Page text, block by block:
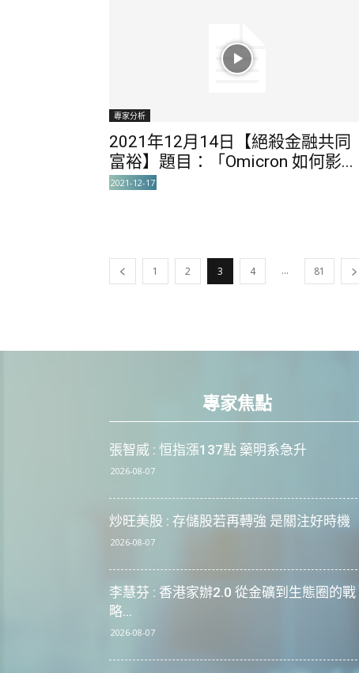
專家分析
2021年12月14日【絕殺金融共同
富裕】題目：「Omicron 如何影...
2021-12-17
1 2 3 4 ... 81
專家焦點
張智威 : 恒指漲137點 藥明系急升
2026-08-07
炒旺美股 : 存儲股若再轉強 是關注好時機
2026-08-07
李慧芬 : 香港家辦2.0 從金礦到生態圈的戰
略...
2026-08-07